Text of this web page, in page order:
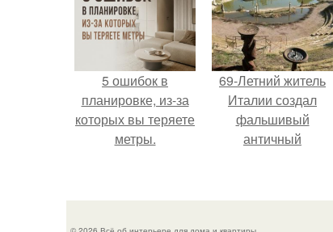
или иная вышитая
вами картина.
5 ошибок в
планировке, из-за
которых вы теряете
метры.
69-Летний житель
Италии создал
фальшивый
античный
успешно выдавал